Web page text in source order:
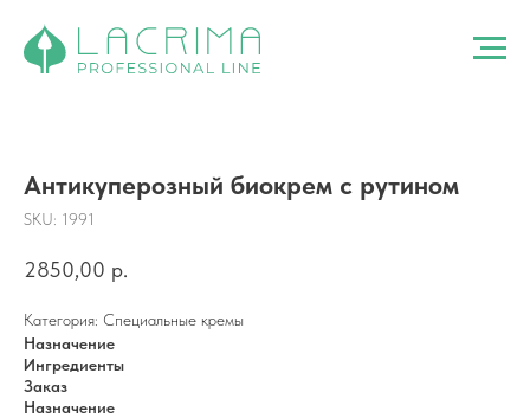
Антикуперозный биокрем с рутином
SKU: 1991
2850,00 р.
Категория: Специальные кремы
Назначение
Ингредиенты
Заказ
Назначение